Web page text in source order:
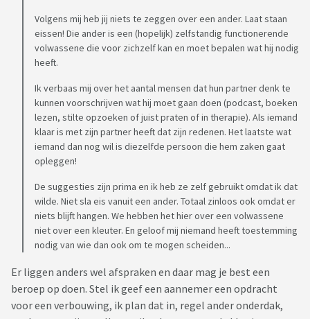
Volgens mij heb jij niets te zeggen over een ander. Laat staan
eissen! Die ander is een (hopelijk) zelfstandig functionerende
volwassene die voor zichzelf kan en moet bepalen wat hij nodig
heeft.
Ik verbaas mij over het aantal mensen dat hun partner denk te
kunnen voorschrijven wat hij moet gaan doen (podcast, boeken
lezen, stilte opzoeken of juist praten of in therapie). Als iemand
klaar is met zijn partner heeft dat zijn redenen. Het laatste wat
iemand dan nog wil is diezelfde persoon die hem zaken gaat
opleggen!
De suggesties zijn prima en ik heb ze zelf gebruikt omdat ik dat
wilde. Niet sla eis vanuit een ander. Totaal zinloos ook omdat er
niets blijft hangen. We hebben het hier over een volwassene
niet over een kleuter. En geloof mij niemand heeft toestemming
nodig van wie dan ook om te mogen scheiden...
Er liggen anders wel afspraken en daar mag je best een
beroep op doen. Stel ik geef een aannemer een opdracht
voor een verbouwing, ik plan dat in, regel ander onderdak,